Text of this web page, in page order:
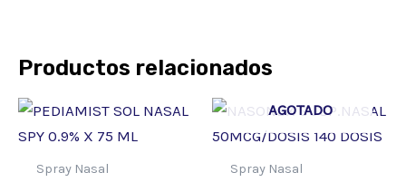
Productos relacionados
Spray Nasal
AGOTADO
Spray Nasal